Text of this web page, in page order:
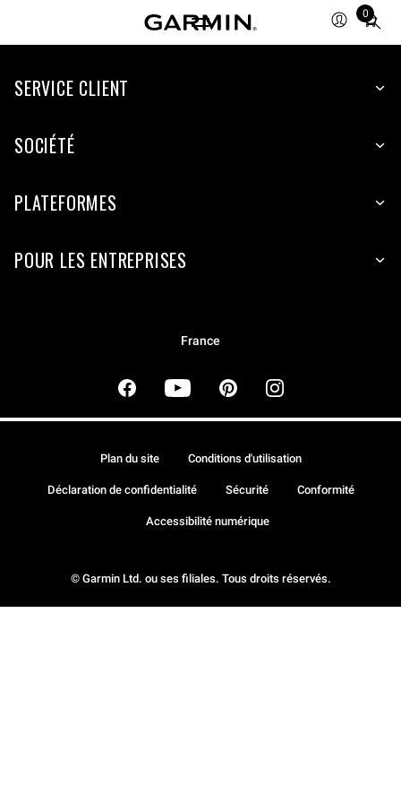
0
Total
SERVICE CLIENT
SOCIÉTÉ
PLATEFORMES
POUR LES ENTREPRISES
France
© Garmin Ltd. ou ses filiales. Tous droits réservés.
Plan du site Conditions d'utilisation
Déclaration de confidentialité Sécurité Conformité
Accessibilité numérique